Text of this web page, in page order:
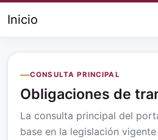
Inicio
CONSULTA PRINCIPAL
Obligaciones de
La consulta principal del
base en la legislación